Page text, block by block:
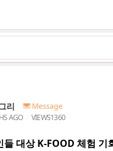
리
Message
AGO
VIEWS1360
들 대상 K-FOOD 체험 기